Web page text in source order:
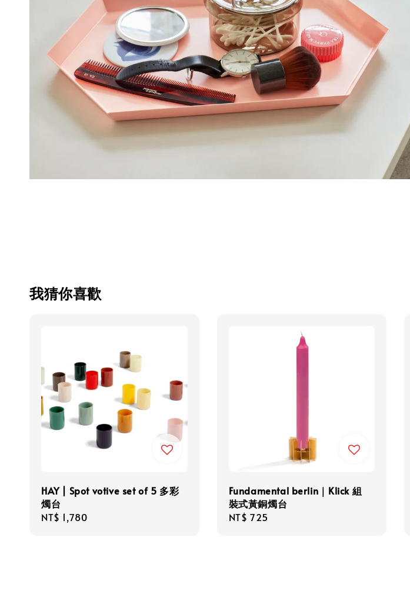
我猜你喜歡
HAY | Spot votive set of 5 多彩
燭台
Regular
NT$ 1,780
Fundamental berlin｜Klick 組
裝式黃銅燭台
Regular
NT$ 725